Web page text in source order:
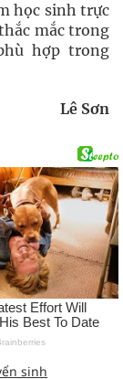
học sinh trực
mắc trong
hợp trong
Lê Sơn
sinh